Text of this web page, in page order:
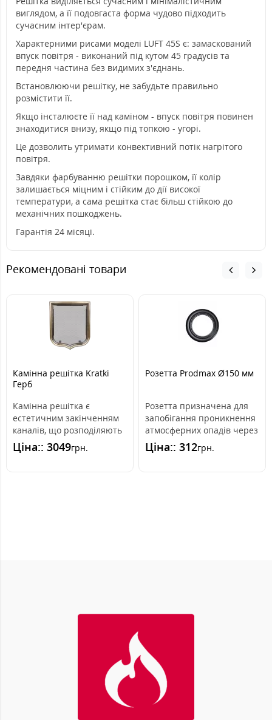
виглядом, а її подовгаста форма чудово підходить
сучасним інтер'єрам.
Характерними рисами моделі LUFT 45S є: замаскований
впуск повітря - виконаний під кутом 45 градусів та
передня частина без видимих з'єднань.
Встановлюючи решітку, не забудьте правильно
розмістити її.
Якщо інсталюєте її над каміном - впуск повітря повинен
знаходитися внизу, якщо під топкою - угорі.
Це дозволить утримати конвективний потік нагрітого
повітря.
Завдяки фарбуванню решітки порошком, її колір
залишається міцним і стійким до дії високої
температури, а сама решітка стає більш стійкою до
механічних пошкоджень.
Гарантія 24 місяці.
Рекомендовані товари
Камінна решітка Kratki
Герб
Камінна решітка є
естетичним закінченням
каналів, що розподіляють
гаряче повітря з каміна. J
Інстал..
Ціна:: 3049грн.
Розетта Prodmax Ø150 мм
Розетта призначена для
запобігання проникнення
атмосферних опадів через
проміжок, утворений між
труб..
Ціна:: 312грн.